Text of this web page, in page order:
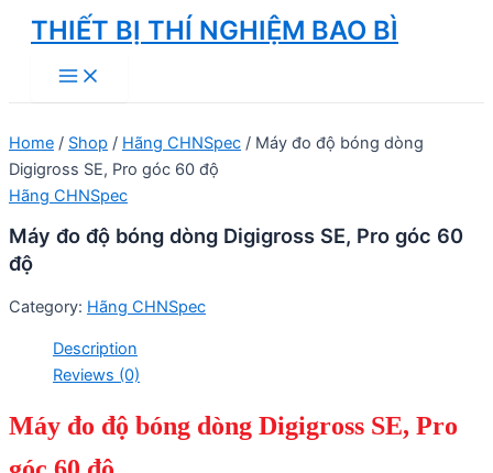
Skip
content
THIẾT BỊ THÍ NGHIỆM BAO BÌ
Main
Menu
Home / Shop / Hãng CHNSpec / Máy đo độ bóng dòng
Digigross SE, Pro góc 60 độ
Hãng CHNSpec
Máy đo độ bóng dòng Digigross SE, Pro góc 60
độ
Category: Hãng CHNSpec
Description
Reviews (0)
Máy đo độ bóng dòng Digigross SE, Pro